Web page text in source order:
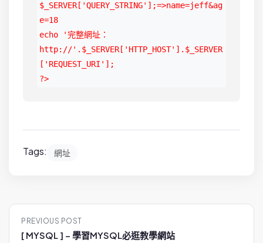
$_SERVER['QUERY_STRING'];=>name=jeff&ag
e=18
echo '完整網址：
http://'.$_SERVER['HTTP_HOST'].$_SERVER
['REQUEST_URI'];
?>
Tags: 網址
P
PREVIOUS POST
[ MYSQL ] – 學習MYSQL必逛教學網站